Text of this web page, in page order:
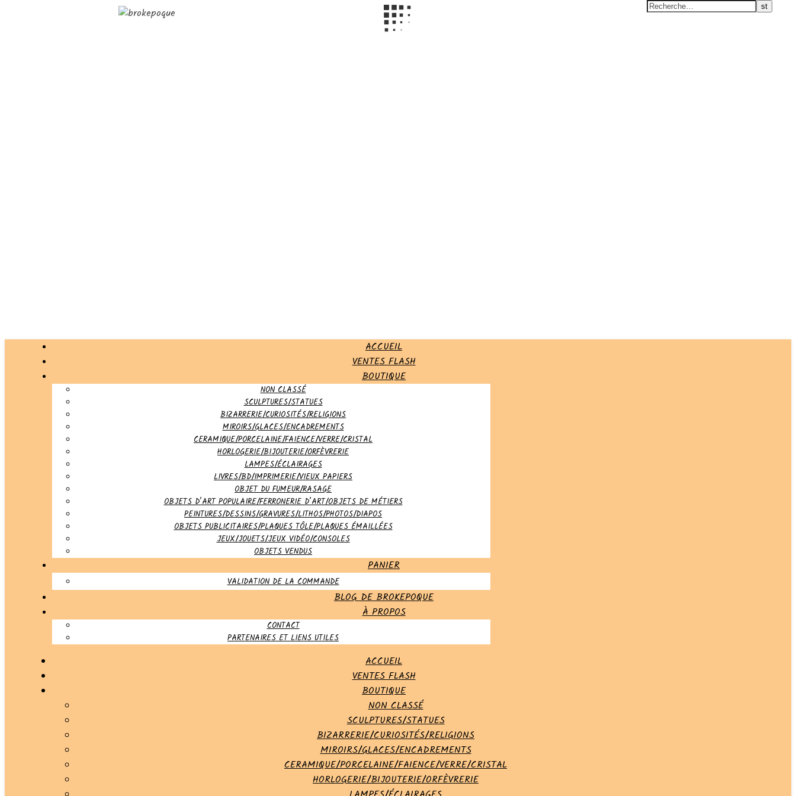
ACCUEIL
VENTES FLASH
BOUTIQUE
NON CLASSÉ
SCULPTURES/STATUES
BIZARRERIE/CURIOSITÉS/RELIGIONS
MIROIRS/GLACES/ENCADREMENTS
CERAMIQUE/PORCELAINE/FAIENCE/VERRE/CRISTAL
HORLOGERIE/BIJOUTERIE/ORFÈVRERIE
LAMPES/ÉCLAIRAGES
LIVRES/BD/IMPRIMERIE/VIEUX PAPIERS
OBJET DU FUMEUR/RASAGE
OBJETS D’ART POPULAIRE/FERRONERIE D’ART/OBJETS DE MÉTIERS
PEINTURES/DESSINS/GRAVURES/LITHOS/PHOTOS/DIAPOS
OBJETS PUBLICITAIRES/PLAQUES TÔLE/PLAQUES ÉMAILLÉES
JEUX/JOUETS/JEUX VIDÉO/CONSOLES
OBJETS VENDUS
PANIER
VALIDATION DE LA COMMANDE
BLOG DE BROKEPOQUE
À PROPOS
CONTACT
PARTENAIRES ET LIENS UTILES
ACCUEIL
VENTES FLASH
BOUTIQUE
NON CLASSÉ
SCULPTURES/STATUES
BIZARRERIE/CURIOSITÉS/RELIGIONS
MIROIRS/GLACES/ENCADREMENTS
CERAMIQUE/PORCELAINE/FAIENCE/VERRE/CRISTAL
HORLOGERIE/BIJOUTERIE/ORFÈVRERIE